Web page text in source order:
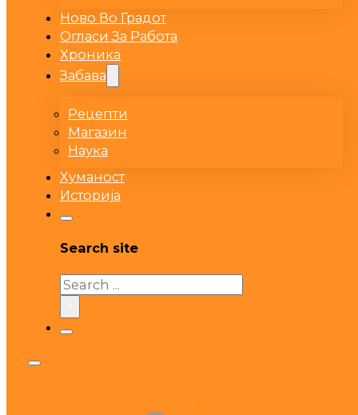
Ново Во Градот
Огласи За Работа
Хроника
Забава
Рецепти
Магазин
Наука
Хуманост
Историја
Search site
Search